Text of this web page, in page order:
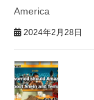
America
2024年2月28日